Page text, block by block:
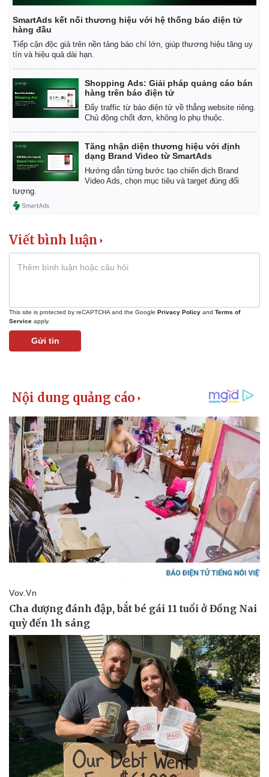
Pháp luật
Vụ án
Tin nóng
Quân sự - Quốc phòng
Vũ khí
Việt Nam
Phân tích
SmartAds kết nối thương hiệu với hệ thống báo điện tử
hàng đầu
Tiếp cận độc giả trên nền tảng báo chí lớn, giúp thương hiệu tăng uy
tín và hiệu quả dài hạn.
Shopping Ads: Giải pháp quảng cáo bán
hàng trên báo điện tử
Đẩy traffic từ báo điện tử về thẳng website riêng.
Chủ động chốt đơn, không lo phụ thuộc.
Tăng nhận diện thương hiệu với định
dạng Brand Video từ SmartAds
Hướng dẫn từng bước tạo chiến dịch Brand
Video Ads, chọn mục tiêu và target đúng đối
tượng.
Viết bình luận
This site is protected by reCAPTCHA and the Google Privacy Policy and Terms of
Service apply.
Gửi tin